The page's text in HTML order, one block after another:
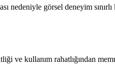
nedeniyle görsel deneyim
ve kullanım rahatlığından